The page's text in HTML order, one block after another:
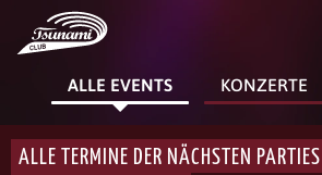
ALLE TERMINE DER NÄCHSTEN
ALLE EVENTS KONZERTE